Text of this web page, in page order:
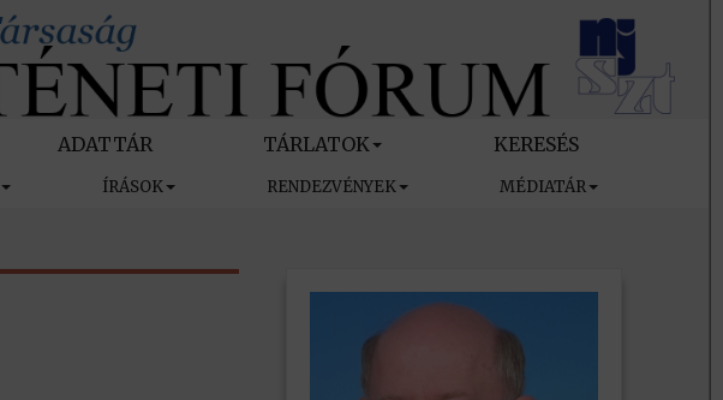
ADATTÁR TÁRLATOK KERESÉS
ÍRÁSOK RENDEZVÉNYEK MÉDIATÁR